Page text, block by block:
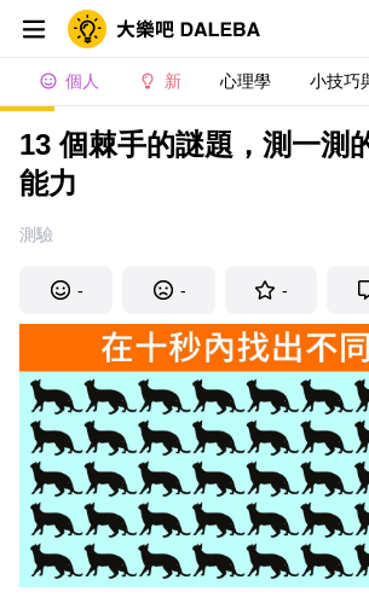
個人 新 心理學 小技巧
13 個棘手的謎題，測一測
能力
測驗
- - -